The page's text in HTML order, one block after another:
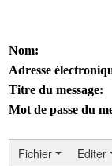
Nom:
Adresse
Titre du message:
Mot de passe du
Fichier Editer